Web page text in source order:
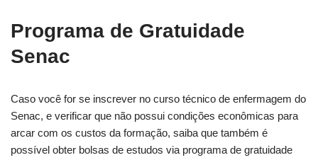
Programa de Gratuidade
Senac
Caso você for se inscrever no curso técnico de enfermagem do
Senac, e verificar que não possui condições econômicas para
arcar com os custos da formação, saiba que também é
possível obter bolsas de estudos via programa de gratuidade